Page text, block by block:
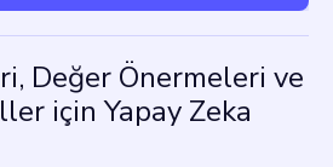
Değer Önermeleri ve
için Yapay Zeka